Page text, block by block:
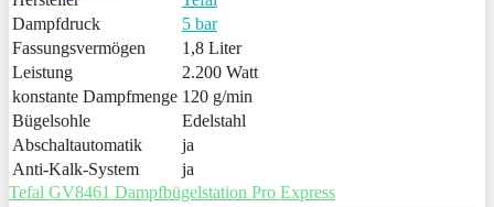
Dampfdruck
5 bar
Fassungsvermögen
1,8 Liter
Leistung
2.200 Watt
konstante Dampfmenge 120 g/min
Bügelsohle
Edelstahl
Abschaltautomatik
ja
Anti-Kalk-System
ja
Tefal GV8461 Dampfbügelstation Pro Express